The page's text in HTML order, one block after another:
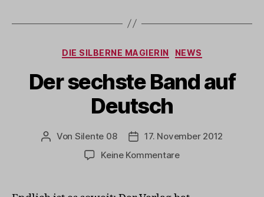
Kategorien
DIE SILBERNE MAGIERIN NEWS
Der sechste Band auf
Deutsch
Beitragsautor
Von Silente 08 Veröffentlichungsdatum
17. November 2012
Keine Kommentarezu
Band